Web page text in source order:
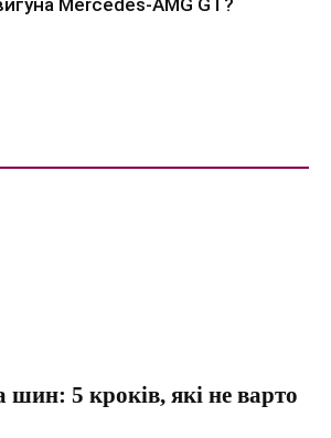
Mercedes-AMG GT?
шин: 5 кроків, які не варто